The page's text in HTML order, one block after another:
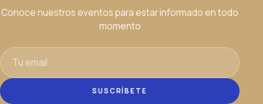
Conoce nuestros eventos para estar informado en todo
momento
SUSCRÍBETE